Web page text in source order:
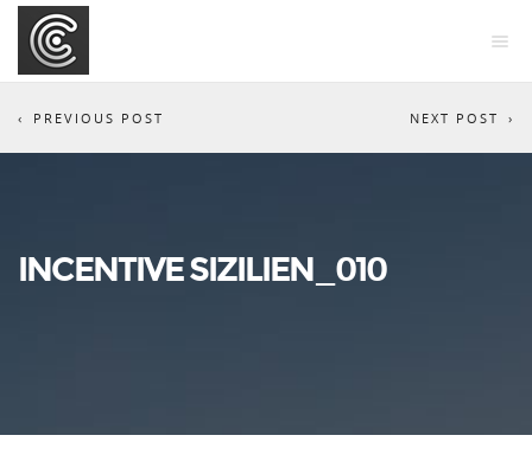
NEXT POST
PREVIOUS POST
INCENTIVE SIZILIEN_010